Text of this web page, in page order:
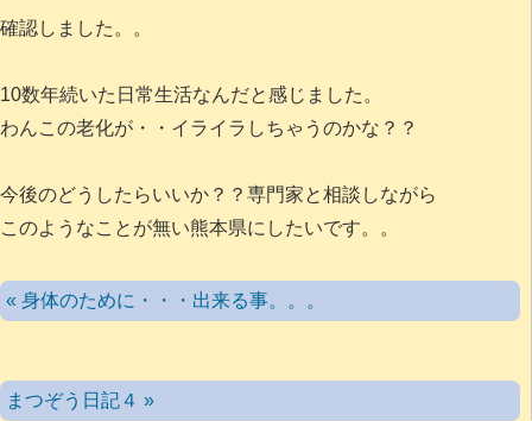
確認しました。。
10数年続いた日常生活なんだと感じました。
わんこの老化が・・イライラしちゃうのかな？？
今後のどうしたらいいか？？専門家と相談しながら
このようなことが無い熊本県にしたいです。。
« 身体のために・・・出来る事。。。
まつぞう日記４ »